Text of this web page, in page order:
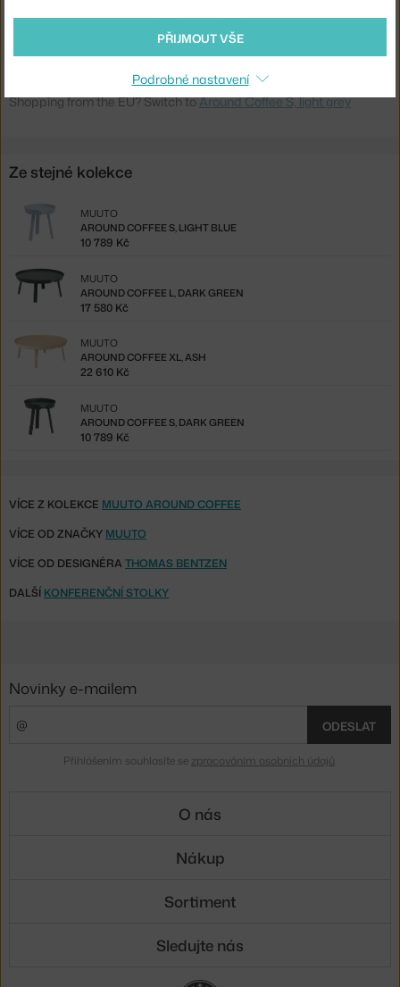
5710562100647
Ste zo Slovenska? Prejdite naAround Coffee S, light grey
Shopping from the EU? Switch toAround Coffee S, light grey
Ze stejné kolekce
AROUND COFFEE S, LIGHT BLUE
MUUTO
10 789 Kč
AROUND COFFEE L, DARK GREEN
MUUTO
17 580 Kč
AROUND COFFEE XL, ASH
MUUTO
22 610 Kč
AROUND COFFEE S, DARK GREEN
MUUTO
10 789 Kč
VÍCE Z KOLEKCE MUUTO AROUND COFFEE
VÍCE OD ZNAČKY MUUTO
VÍCE OD DESIGNÉRA THOMAS BENTZEN
DALŠÍ KONFERENČNÍ STOLKY
PŘIJMOUT VŠE
Podrobné nastavení
Novinky e-mailem
ODESLAT
Přihlášením souhlasíte se zpracováním osobních údajů
O nás
Nákup
Sortiment
Sledujte nás